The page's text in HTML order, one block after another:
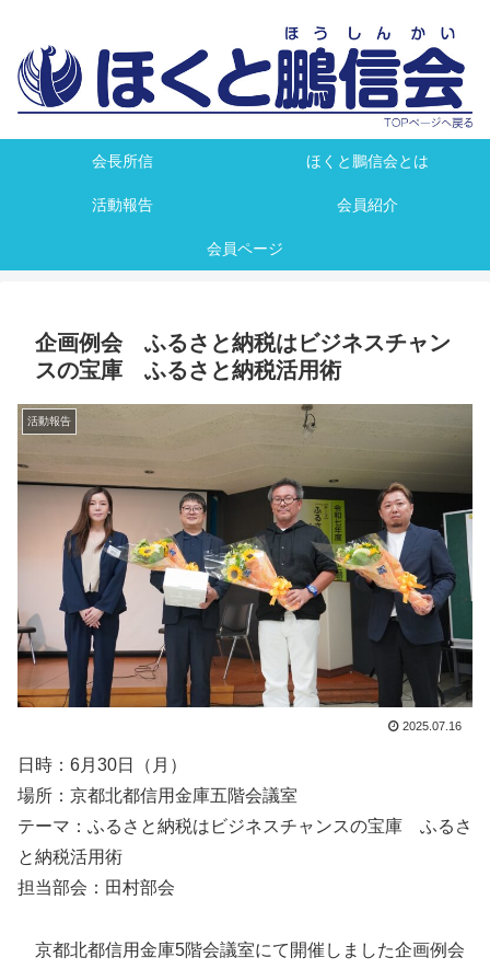
会長所信 ほくと鵬信会とは
活動報告 会員紹介
会員ページ
企画例会 ふるさと納税はビジネスチャン
スの宝庫 ふるさと納税活用術
活動報告
2025.07.16
日時：6月30日（月）
場所：京都北都信用金庫五階会議室
テーマ：ふるさと納税はビジネスチャンスの宝庫 ふるさ
と納税活用術
担当部会：田村部会
京都北都信用金庫5階会議室にて開催しました企画例会